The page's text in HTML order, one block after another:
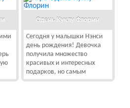
Одень Куклу Флорин
Сегодня у малышки Нэнси
день рождения! Девочка
получила множество
красивых и интересных
подарков, но самым